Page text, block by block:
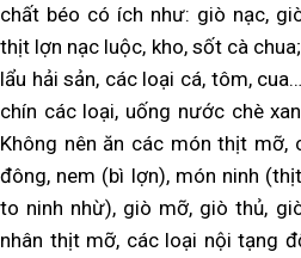
chất béo có ích như: giò nạc,
thịt lợn nạc luộc, kho, sốt cà
lẩu hải sản, các loại cá, tôm,
chín các loại, uống nước chè
Không nên ăn các món thịt
đông, nem (bì lợn), món ninh
to ninh nhừ), giò mỡ, giò thủ,
nhân thịt mỡ, các loại nội tạng